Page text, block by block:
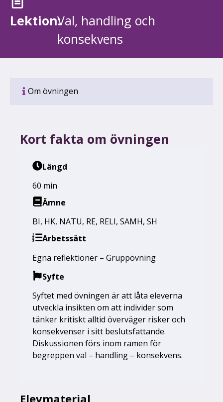
Lektion:Val, handling och
konsekvens
Om övningen
Kort fakta om övningen
Längd
60 min
Ämne
BI, HK, NATU, RE, RELI, SAMH, SH
Arbetssätt
Egna reflektioner – Gruppövning
Syfte
Syftet med övningen är att låta eleverna
utveckla insikten om att individer som
tänker kritiskt alltid överväger risker och
konsekvenser i sitt beslutsfattande.
Diskussionen förs inom ramen för
begreppen val – handling – konsekvens.
Elevmaterial